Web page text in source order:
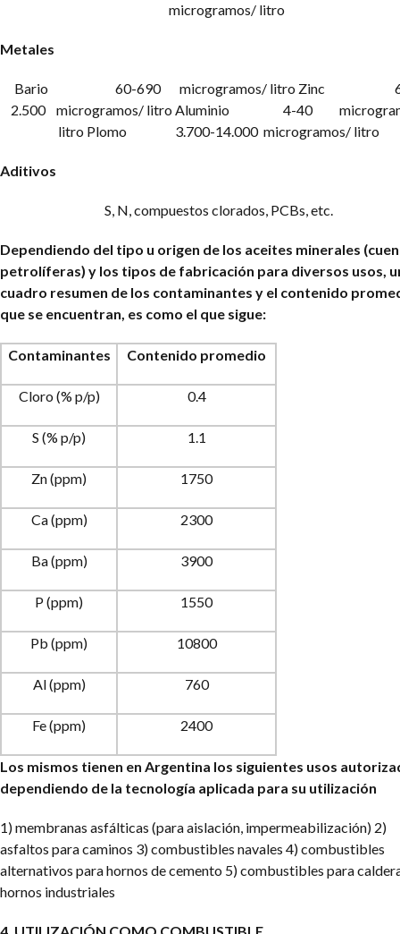
microgramos/ litro
Metales
Bario 60-690 microgramos/ litro Zinc
2.500 microgramos/ litro Aluminio 4-40
litro Plomo 3.700-14.000 microgramos/ litro
Aditivos
S, N, compuestos clorados, PCBs, etc.
Dependiendo del tipo u origen de los aceites minerales
petrolíferas) y los tipos de fabricación para diversos usos,
cuadro resumen de los contaminantes y el contenido
que se encuentran, es como el que sigue:
Contaminantes Contenido promedio
Cloro (% p/p) 0.4
S (% p/p) 1.1
Zn (ppm) 1750
Ca (ppm) 2300
Ba (ppm) 3900
P (ppm) 1550
Pb (ppm) 10800
Al (ppm) 760
Fe (ppm) 2400
Los mismos tienen en Argentina los siguientes usos
dependiendo de la tecnología aplicada para su utilización
1) membranas asfálticas (para aislación, impermeabilización) 2)
asfaltos para caminos 3) combustibles navales 4) combustibles
alternativos para hornos de cemento 5) combustibles para
hornos industriales